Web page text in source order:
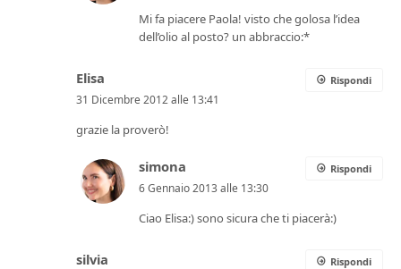
Mi fa piacere Paola! visto che golosa l’idea
dell’olio al posto? un abbraccio:*
Elisa
31 Dicembre 2012 alle 13:41
grazie la proverò!
Rispondi
simona
6 Gennaio 2013 alle 13:30
Ciao Elisa:) sono sicura che ti piacerà:)
Rispondi
silvia Rispondi